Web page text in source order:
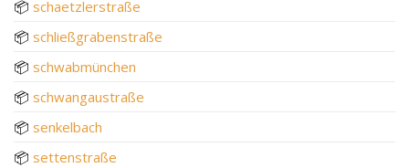
📦 schaetzlerstraße
📦 schließgrabenstraße
📦 schwabmünchen
📦 schwangaustraße
📦 senkelbach
📦 settenstraße